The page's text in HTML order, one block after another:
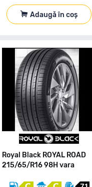
Adaugă în coș
Royal Black ROYAL ROAD
215/65/R16 98H vara